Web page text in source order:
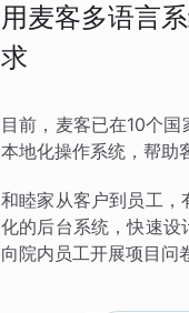
用麦客多语言
求
目前，麦客已在10个
本地化操作系统，帮助
和睦家从客户到员工
化的后台系统，快速
向院内员工开展项目问